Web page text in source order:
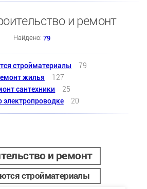
и ремонт
Найдено: 79
стройматериалы
79
жилья
127
сантехники
25
электропроводке
20
и ремонт
стройматериалы